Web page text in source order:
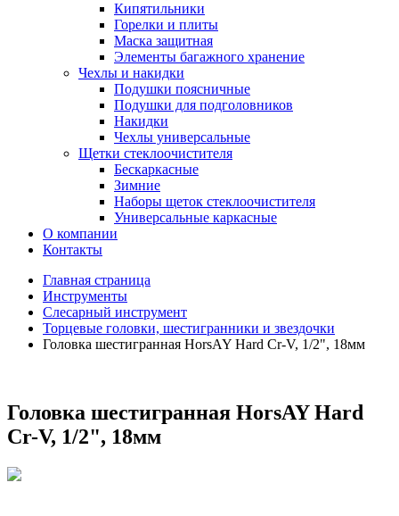
Кипятильники
Горелки и плиты
Маска защитная
Элементы багажного хранение
Чехлы и накидки
Подушки поясничные
Подушки для подголовников
Накидки
Чехлы универсальные
Щетки стеклоочистителя
Бескаркасные
Зимние
Наборы щеток стеклоочистителя
Универсальные каркасные
О компании
Контакты
Главная страница
Инструменты
Слесарный инструмент
Торцевые головки, шестигранники и звездочки
Головка шестигранная HorsAY Hard Cr-V, 1/2", 18мм
Головка шестигранная HorsAY Hard
Cr-V, 1/2", 18мм